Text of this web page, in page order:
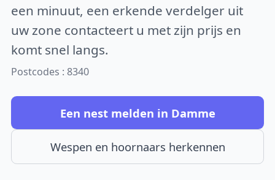
een minuut, een erkende verdelger uit
uw zone contacteert u met zijn prijs en
komt snel langs.
Postcodes : 8340
Een nest melden in Damme
Wespen en hoornaars herkennen